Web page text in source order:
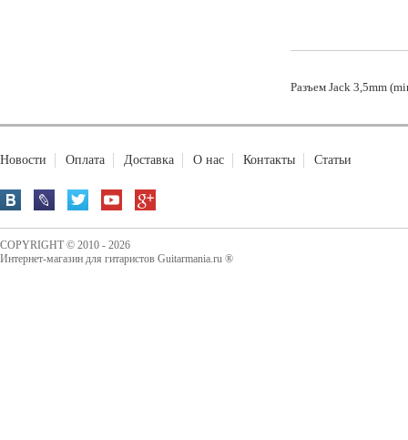
Разъем Jack 3,5mm
Новости Оплата Доставка О нас Контакты Статьи
COPYRIGHT © 2010 - 2026
Интернет-магазин для гитаристов Guitarmania.ru ®